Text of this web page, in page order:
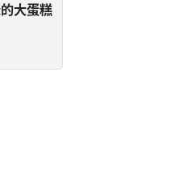
大蛋糕